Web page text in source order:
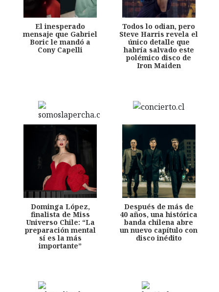
El inesperado
mensaje que Gabriel
Boric le mandó a
Cony Capelli
Todos lo odian, pero
Steve Harris revela el
único detalle que
habría salvado este
polémico disco de
Iron Maiden
Dominga López,
finalista de Miss
Universo Chile: “La
preparación mental
sí es la más
importante”
Después de más de
40 años, una histórica
banda chilena abre
un nuevo capítulo con
disco inédito